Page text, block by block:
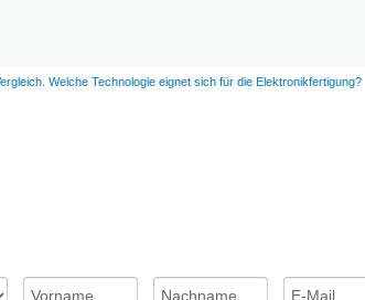
Welche Technologie eignet sich für die Elektronikfertigung?